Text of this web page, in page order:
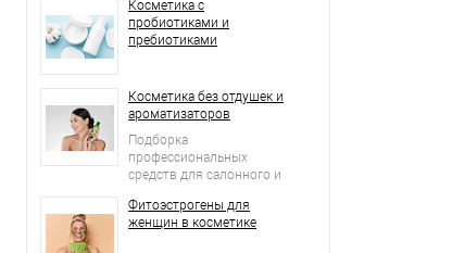
Косметика с
пробиотиками и
пребиотиками
Косметика без отдушек и
ароматизаторов
Подборка
профессиональных
средств для салонного и
Фитоэстрогены для
женщин в косметике